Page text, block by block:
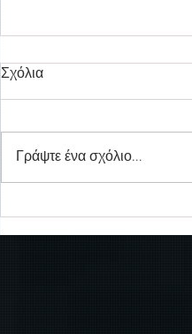
Σχόλια
Γράψτε ένα σχόλιο...